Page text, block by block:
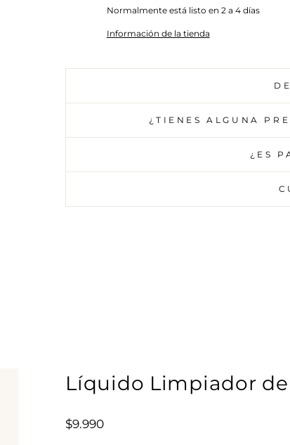
Normalmente está listo en 2 a 4 días
Información de la tienda
¿TIENES ALGUNA
¿ES
Líquido Limpiador de
Precio
$9.990